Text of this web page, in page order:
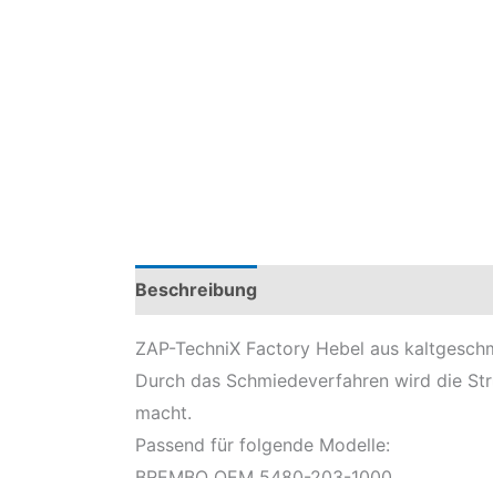
Beschreibung
ZAP-TechniX Factory Hebel aus
Durch das Schmiedeverfahren wird die
macht.
Passend für folgende Modelle: